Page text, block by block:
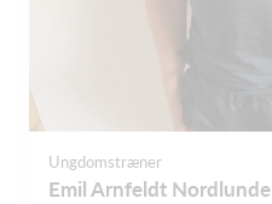
Ungdomstræner
Emil Arnfeldt Nordlunde